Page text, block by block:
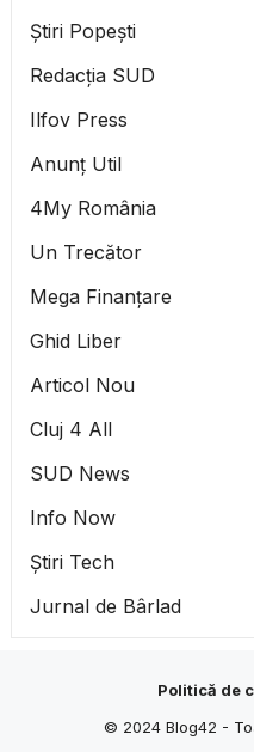
Știri Popești
Redacția SUD
Ilfov Press
Anunț Util
4My România
Un Trecător
Mega Finanțare
Ghid Liber
Articol Nou
Cluj 4 All
SUD News
Info Now
Știri Tech
Jurnal de Bârlad
Politică de
© 2024Blog42 -